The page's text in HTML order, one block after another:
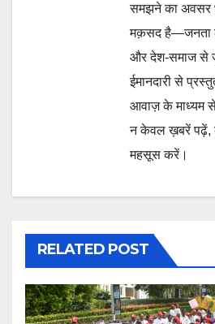
समझने का अवसर
मक़सद है—जनता
और देश-समाज से
ईमानदारी से
आवाज़ के माध्यम
न केवल ख़बरें पढ़ें,
महसूस करें।
RELATED POST